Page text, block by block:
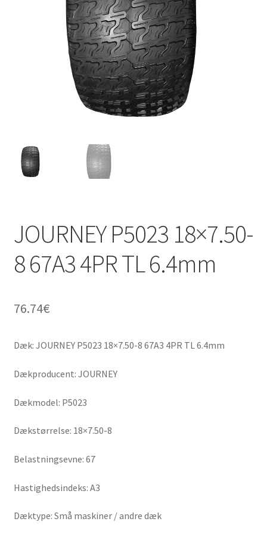
JOURNEY P5023 18×7.50-
8 67A3 4PR TL 6.4mm
76.74€
Dæk: JOURNEY P5023 18×7.50-8 67A3 4PR TL 6.4mm
Dækproducent: JOURNEY
Dækmodel: P5023
Dækstørrelse: 18×7.50-8
Belastningsevne: 67
Hastighedsindeks: A3
Dæktype: Små maskiner / andre dæk